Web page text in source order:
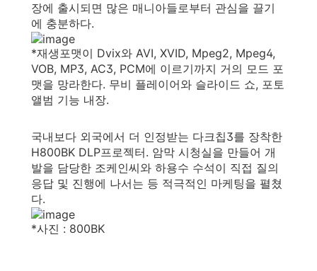
장에 출시되면 많은 매니아들로부터 관심을 끌기
에 충분하다.
*재생포맷이 Dvix와 AVI, XVID, Mpeg2, Mpeg4,
VOB, MP3, AC3, PCM에 이르기까지 거의 모드 포
맷을 망라한다. 무비 플레이어와 슬라이드 쇼, 포토
앨범 기능 내장.
국내보다 외국에서 더 인정받는 다크칩3를 장착한
H800BK DLP프로젝터. 암막 시청실을 만들어 개
발을 담당한 조케인씨와 하용수 수석이 직접 질의
응답 및 진행에 나서는 등 적극적인 마케팅을 펼쳤
다.
*사진 : 800BK